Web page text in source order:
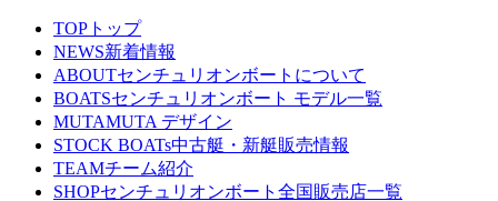
TOP トップ
NEWS新着情報
ABOUTセンチュリオンボートについて
BOATSセンチュリオンボート モデル一覧
MUTAMUTA デザイン
STOCK BOATs中古艇・新艇販売情報
TEAMチーム紹介
SHOPセンチュリオンボート全国販売店一覧